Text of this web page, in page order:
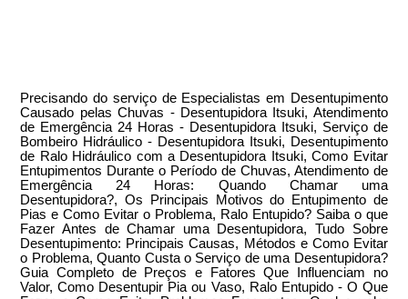
Precisando do serviço de Especialistas em Desentupimento
Causado pelas Chuvas - Desentupidora Itsuki, Atendimento
de Emergência 24 Horas - Desentupidora Itsuki, Serviço de
Bombeiro Hidráulico - Desentupidora Itsuki, Desentupimento
de Ralo Hidráulico com a Desentupidora Itsuki, Como Evitar
Entupimentos Durante o Período de Chuvas, Atendimento de
Emergência 24 Horas: Quando Chamar uma
Desentupidora?, Os Principais Motivos do Entupimento de
Pias e Como Evitar o Problema, Ralo Entupido? Saiba o que
Fazer Antes de Chamar uma Desentupidora, Tudo Sobre
Desentupimento: Principais Causas, Métodos e Como Evitar
o Problema, Quanto Custa o Serviço de uma Desentupidora?
Guia Completo de Preços e Fatores Que Influenciam no
Valor, Como Desentupir Pia ou Vaso, Ralo Entupido - O Que